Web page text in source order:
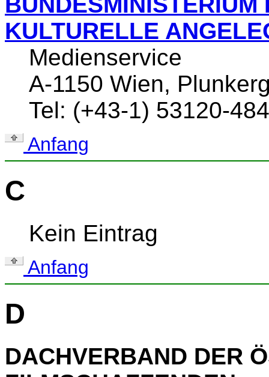
KULTURELLE
Medienservice
A-1150 Wien,
Tel: (+43-1) 53120-
Anfang
C
Kein Eintrag
Anfang
D
DACHVERBAND DER